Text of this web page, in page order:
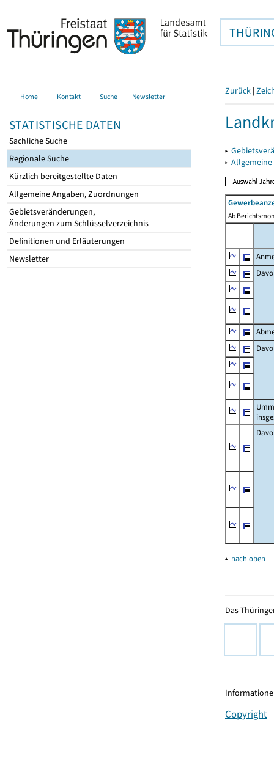
Home Kontakt Suche Newsletter
STATISTISCHE DATEN
Sachliche Suche
Regionale Suche
Kürzlich bereitgestellte Daten
Allgemeine Angaben, Zuordnungen
Gebietsveränderungen,
Änderungen zum Schlüsselverzeichnis
Definitionen und Erläuterungen
Newsletter
Zurück |
▸
▸
Ab
▴ nach oben
Das
Copyright